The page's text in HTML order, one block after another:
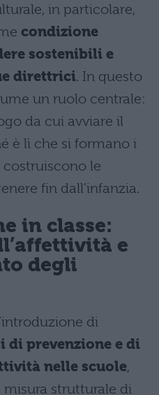
in particolare,
condizione
sostenibili e
direttrici. In questo
un ruolo centrale:
da cui avviare il
è lì che si formano i
le
fin dall’infanzia.
in classe:
e
degli
di
di prevenzione e di
nelle scuole,
strutturale di